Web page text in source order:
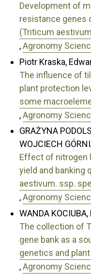
Development of
resistance genes
(Triticum
,Agronomy
Piotr Kraska,
The influence of
plant protection
some
,Agronomy
GRAŻYNA
WOJCIECH
Effect of nitrogen
yield and banking
aestivum. ssp.
,Agronomy
WANDA
The collection of
gene bank as a
genetics and
,Agronomy